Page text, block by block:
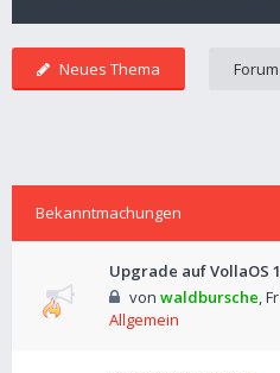
Neues Thema
Bekanntmachungen
Upgrade auf VollaOS
von waldbursche,
Allgemein